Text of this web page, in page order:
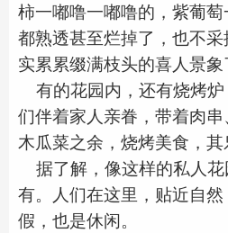
柿一嘟噜一嘟噜的，紫葡
都熟透甚至烂掉了，也不
实累累缀满枝头的喜人景象
有的花园内，还有烧烤炉
们伴着家人亲眷，带着肉
木瓜菜之余，烧烤美食，其
据了解，像这样的私人
有。人们在这里，贴近自
假，也是休闲。